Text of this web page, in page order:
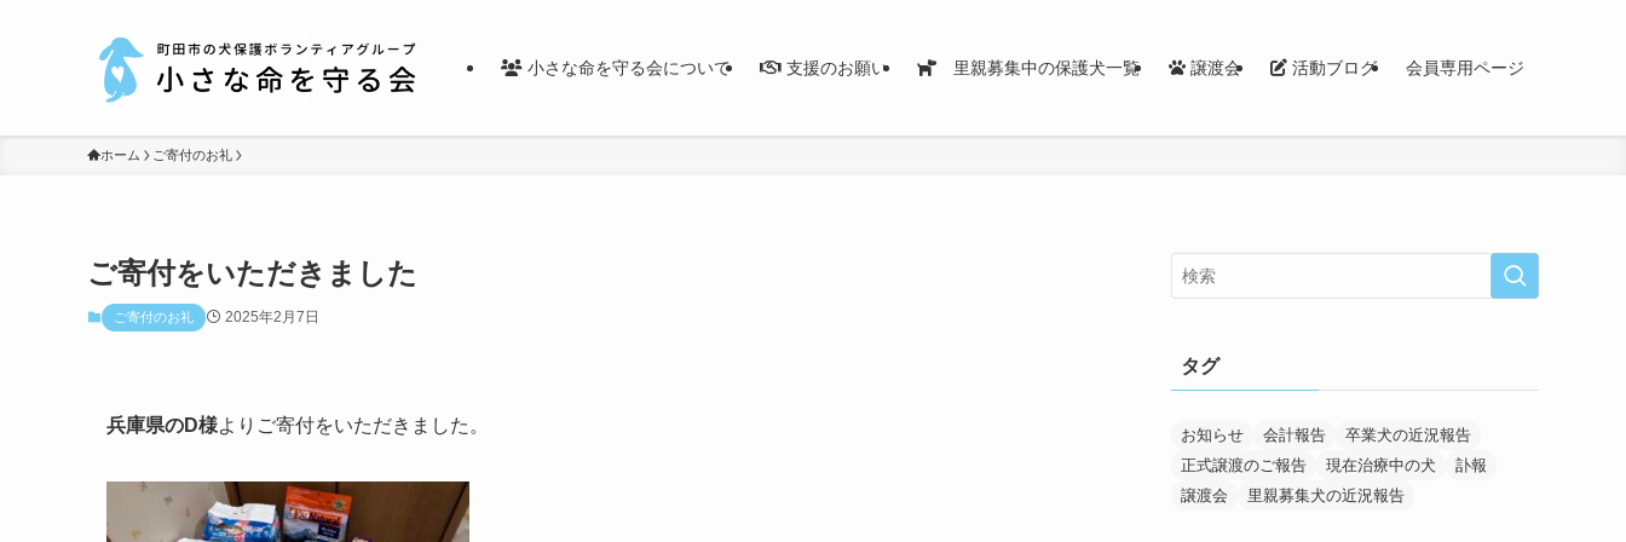
小さな命を守る会について 支援のお願い 里親募集中の保護犬一覧 譲渡会 活動ブログ 会員専用ページ
ホーム ご寄付のお礼
ご寄付をいただきました
ご寄付のお礼 2025年2月7日
兵庫県のD様よりご寄付をいただきました。
タグ
お知らせ 会計報告
卒業犬の近況報告
正式譲渡のご報告
現在治療中の犬
訃報
譲渡会
里親募集犬の近況報告